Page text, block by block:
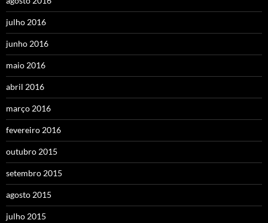
julho 2016
junho 2016
maio 2016
abril 2016
março 2016
fevereiro 2016
outubro 2015
setembro 2015
agosto 2015
julho 2015